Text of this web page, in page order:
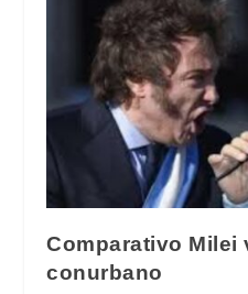
Comparativo Milei
conurbano